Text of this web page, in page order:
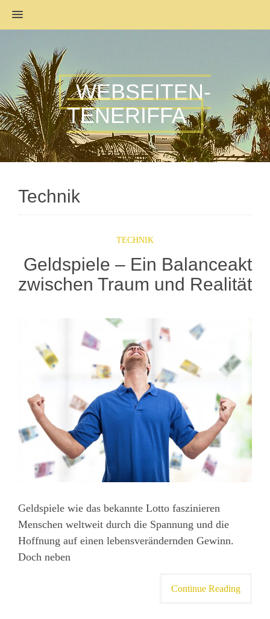
MENU
WEBSEITEN-
TENERIFFA
Technik
TECHNIK
Geldspiele – Ein Balanceakt
zwischen Traum und Realität
Geldspiele wie das bekannte Lotto faszinieren
Menschen weltweit durch die Spannung und die
Hoffnung auf einen lebensverändernden Gewinn.
Doch neben
Continue Reading